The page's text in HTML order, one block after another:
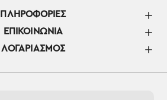
ΠΛΗΡΟΦΟΡΊΕΣ
ΕΠΙΚΟΙΝΩΝΊΑ
ΛΟΓΑΡΙΑΣΜΌΣ